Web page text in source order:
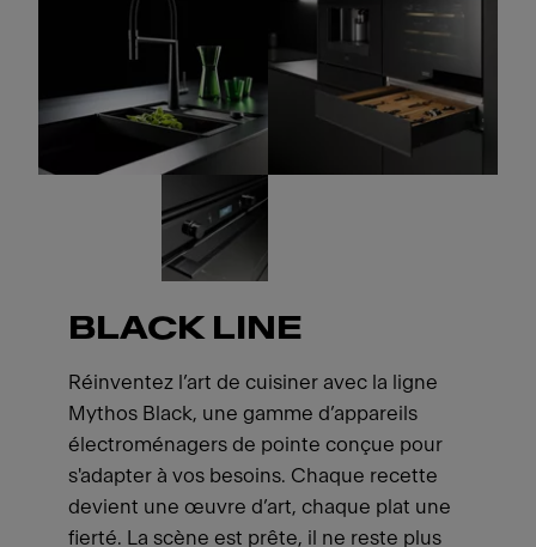
BLACK LINE
Réinventez l’art de cuisiner avec la ligne
Mythos Black, une gamme d’appareils
électroménagers de pointe conçue pour
s'adapter à vos besoins. Chaque recette
devient une œuvre d’art, chaque plat une
fierté. La scène est prête, il ne reste plus